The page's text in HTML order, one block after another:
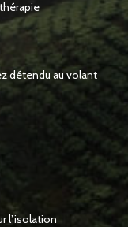
détendu au volant
l’isolation